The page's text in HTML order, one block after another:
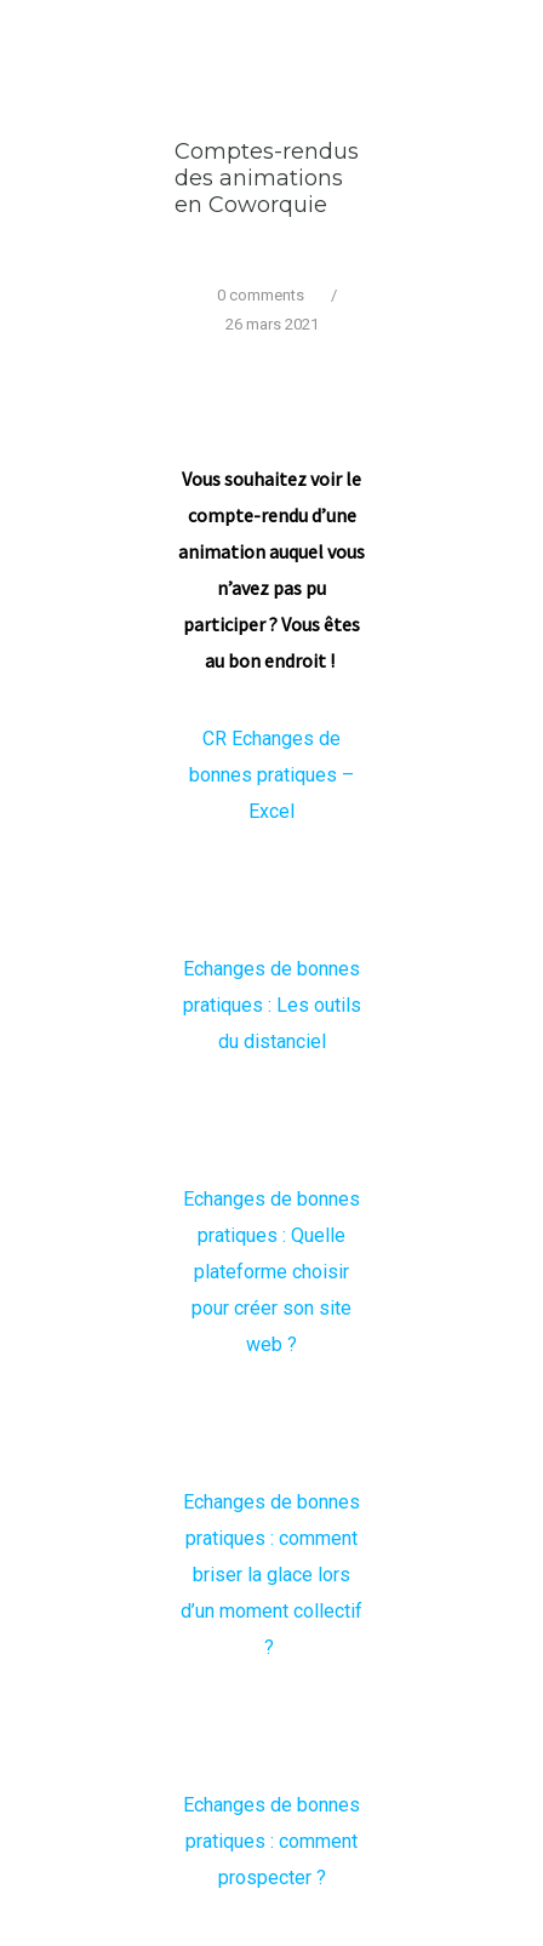
Comptes-rendus
des animations
en Coworquie
0 comments
/
26 mars 2021
Vous souhaitez voir le
compte-rendu d’une
animation auquel vous
n’avez pas pu
participer ? Vous êtes
au bon endroit !
CR Echanges de
bonnes pratiques –
Excel
Echanges de bonnes
pratiques : Les outils
du distanciel
Echanges de bonnes
pratiques : Quelle
plateforme choisir
pour créer son site
web ?
Echanges de bonnes
pratiques : comment
briser la glace lors
d’un moment collectif
?
Echanges de bonnes
pratiques : comment
prospecter ?